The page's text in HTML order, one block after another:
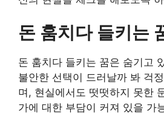
돈 훔치다 들키는
돈 훔치다 들키는 꿈은 숨기고
불안한 선택이 드러날까 봐 걱
며, 현실에서도 떳떳하지 못한
가에 대한 부담이 커져 있을 가